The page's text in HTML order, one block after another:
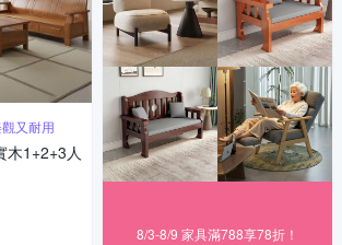
又耐用
木1+2+3人
8/3-8/9 家具滿788享78折！